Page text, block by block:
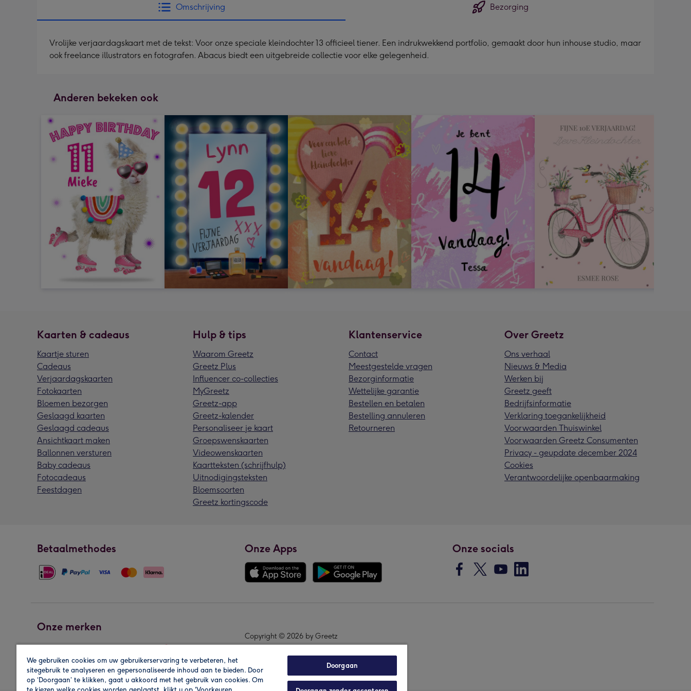
Omschrijving Bezorging
Vrolijke verjaardagskaart met de tekst: Voor onze speciale kleindochter 13 officieel tiener. Een indrukwekkend portfolio, gemaakt door hun inhouse studio, maar
ook freelance illustrators en fotografen. Abacus biedt een uitgebreide collectie voor elke gelegenheid.
Anderen bekeken ook
Kaarten & cadeaus
Kaartje sturen
Cadeaus
Verjaardagskaarten
Fotokaarten
Bloemen bezorgen
Geslaagd kaarten
Geslaagd cadeaus
Ansichtkaart maken
Ballonnen versturen
Baby cadeaus
Fotocadeaus
Feestdagen
Hulp & tips
Waarom Greetz
Greetz Plus
Influencer co-collecties
MyGreetz
Greetz-app
Greetz-kalender
Personaliseer je kaart
Groepswenskaarten
Videowenskaarten
Kaartteksten (schrijfhulp)
Uitnodigingsteksten
Bloemsoorten
Greetz kortingscode
Klantenservice
Contact
Meestgestelde vragen
Bezorginformatie
Wettelijke garantie
Bestellen en betalen
Bestelling annuleren
Retourneren
Over Greetz
Ons verhaal
Nieuws & Media
Werken bij
Greetz geeft
Bedrijfsinformatie
Verklaring toegankelijkheid
Voorwaarden Thuiswinkel
Voorwaarden Greetz Consumenten
Privacy - geupdate december 2024
Cookies
Verantwoordelijke openbaarmaking
Betaalmethodes Onze Apps Onze socials
Onze merken
Copyright © 2026 by Greetz
We gebruiken cookies om uw gebruikerservaring te verbeteren, het
sitegebruik te analyseren en gepersonaliseerde inhoud aan te bieden. Door
op ‘Doorgaan’ te klikken, gaat u akkoord met het gebruik van cookies. Om
Doorgaan